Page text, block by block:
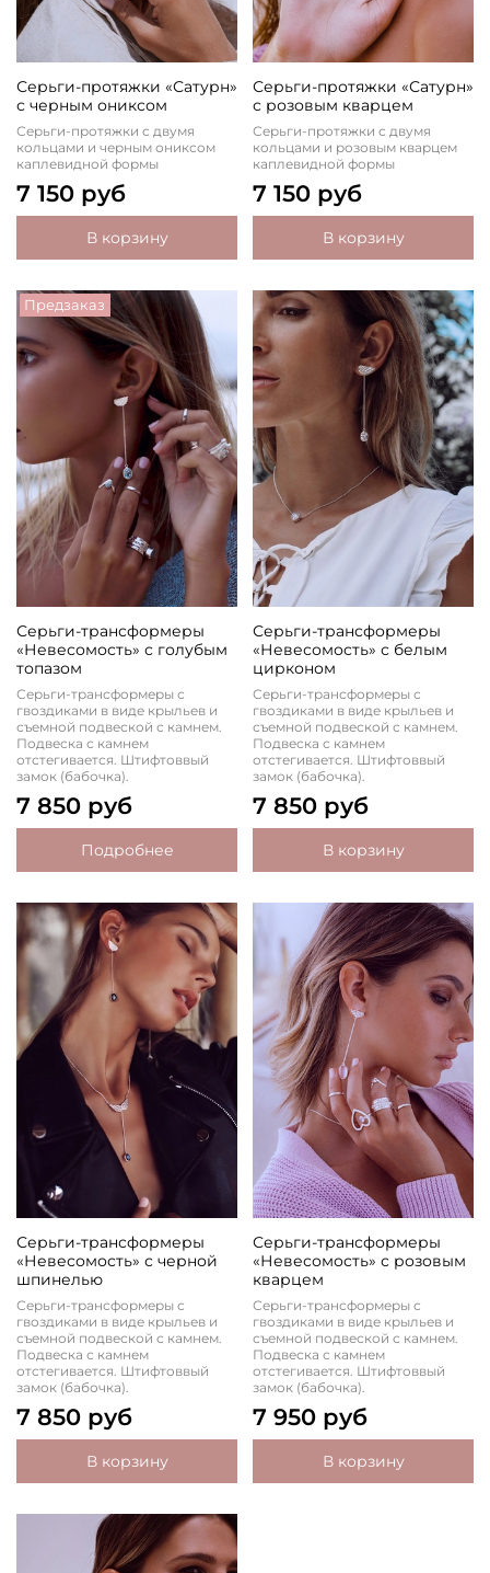
Серьги-протяжки «Сатурн»
с черным ониксом
Серьги-протяжки с двумя
кольцами и черным ониксом
каплевидной формы
7 150 руб
В корзину
Серьги-протяжки «Сатурн»
с розовым кварцем
Серьги-протяжки с двумя
кольцами и розовым кварцем
каплевидной формы
7 150 руб
В корзину
Предзаказ
Серьги-трансформеры
«Невесомость» с голубым
топазом
Серьги-трансформеры с
гвоздиками в виде крыльев и
съемной подвеской с камнем.
Подвеска с камнем
отстегивается. Штифтоввый
замок (бабочка).
7 850 руб
Подробнее
Серьги-трансформеры
«Невесомость» с белым
цирконом
Серьги-трансформеры с
гвоздиками в виде крыльев и
съемной подвеской с камнем.
Подвеска с камнем
отстегивается. Штифтоввый
замок (бабочка).
7 850 руб
В корзину
Серьги-трансформеры
«Невесомость» с черной
шпинелью
Серьги-трансформеры с
гвоздиками в виде крыльев и
съемной подвеской с камнем.
Подвеска с камнем
отстегивается. Штифтоввый
замок (бабочка).
7 850 руб
В корзину
Серьги-трансформеры
«Невесомость» с розовым
кварцем
Серьги-трансформеры с
гвоздиками в виде крыльев и
съемной подвеской с камнем.
Подвеска с камнем
отстегивается. Штифтоввый
замок (бабочка).
7 950 руб
В корзину